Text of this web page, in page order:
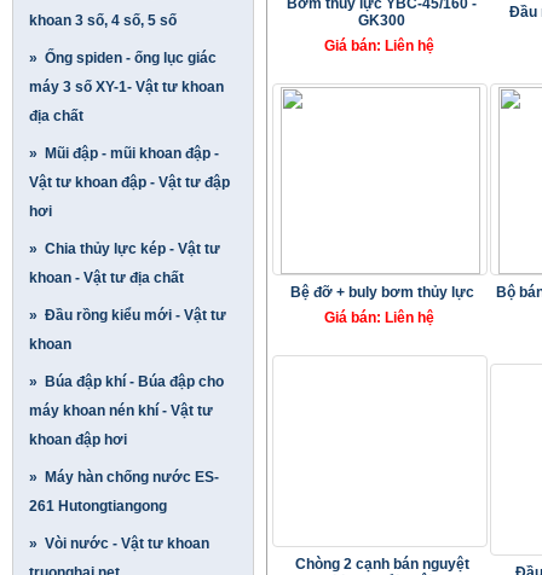
khoan 3 số, 4 số, 5 số
» Ống spiden - ống lục giác
máy 3 số XY-1- Vật tư khoan
địa chất
» Mũi đập - mũi khoan đập -
Vật tư khoan đập - Vật tư đập
hơi
» Chia thủy lực kép - Vật tư
khoan - Vật tư địa chất
» Đầu rồng kiểu mới - Vật tư
khoan
» Búa đập khí - Búa đập cho
máy khoan nén khí - Vật tư
khoan đập hơi
» Máy hàn chống nước ES-
261 Hutongtiangong
» Vòi nước - Vật tư khoan
Bơm thủy lực YBC-45/160 -
GK300
Giá bán: Liên hệ
Đầu
Bệ đỡ + buly bơm thủy lực
Giá bán: Liên hệ
Bộ
Chòng 2 cạnh bán nguyệt